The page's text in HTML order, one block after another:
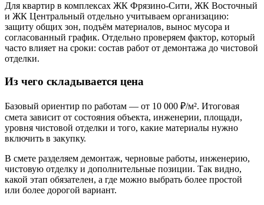
Для квартир в комплексах ЖК Фрязино-Сити, ЖК Восточный
и ЖК Центральный отдельно учитываем организацию:
защиту общих зон, подъём материалов, вынос мусора и
согласованный график. Отдельно проверяем фактор, который
часто влияет на сроки: состав работ от демонтажа до чистовой
отделки.
Из чего складывается цена
Базовый ориентир по работам — от 10 000 ₽/м². Итоговая
смета зависит от состояния объекта, инженерии, площади,
уровня чистовой отделки и того, какие материалы нужно
включить в закупку.
В смете разделяем демонтаж, черновые работы, инженерию,
чистовую отделку и дополнительные позиции. Так видно,
какой этап обязателен, а где можно выбрать более простой
или более дорогой вариант.